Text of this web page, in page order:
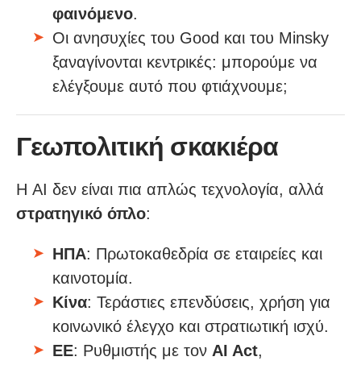
φαινόμενο.
Οι ανησυχίες του Good και του Minsky
ξαναγίνονται κεντρικές: μπορούμε να
ελέγξουμε αυτό που φτιάχνουμε;
Γεωπολιτική σκακιέρα
Η AI δεν είναι πια απλώς τεχνολογία, αλλά
στρατηγικό όπλο:
ΗΠΑ: Πρωτοκαθεδρία σε εταιρείες και
καινοτομία.
Κίνα: Τεράστιες επενδύσεις, χρήση για
κοινωνικό έλεγχο και στρατιωτική ισχύ.
ΕΕ: Ρυθμιστής με τον AI Act,